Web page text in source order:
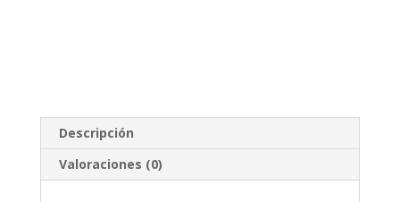
Descripción
Valoraciones (0)